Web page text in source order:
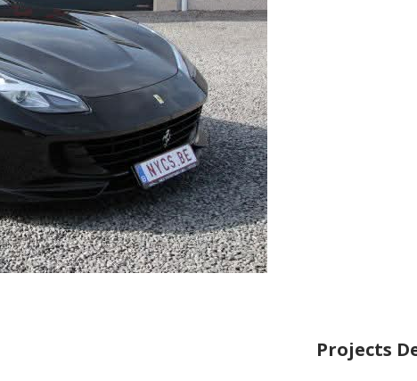
Projects